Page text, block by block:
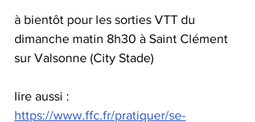
à bientôt pour les sorties VTT du
dimanche matin 8h30 à Saint Clément
sur Valsonne (City Stade)
lire aussi :
https://www.ffc.fr/pratiquer/se-